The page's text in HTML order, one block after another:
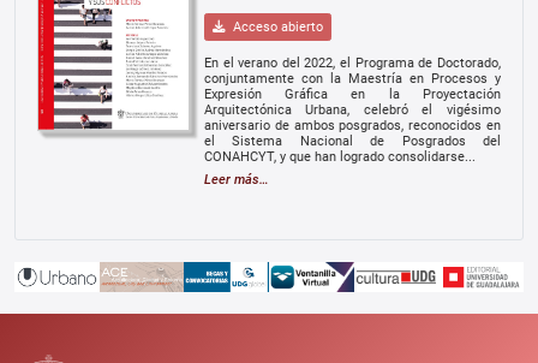
Acceso abierto
En el verano del 2022, el Programa de Doctorado,
conjuntamente con la Maestría en Procesos y
Expresión Gráfica en la Proyectación
Arquitectónica Urbana, celebró el vigésimo
aniversario de ambos posgrados, reconocidos en
el Sistema Nacional de Posgrados del
CONAHCYT, y que han logrado consolidarse...
Leer más…